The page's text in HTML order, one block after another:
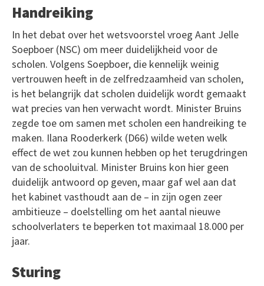
Handreiking
In het debat over het wetsvoorstel vroeg Aant Jelle
Soepboer (NSC) om meer duidelijkheid voor de
scholen. Volgens Soepboer, die kennelijk weinig
vertrouwen heeft in de zelfredzaamheid van scholen,
is het belangrijk dat scholen duidelijk wordt gemaakt
wat precies van hen verwacht wordt. Minister Bruins
zegde toe om samen met scholen een handreiking te
maken. Ilana Rooderkerk (D66) wilde weten welk
effect de wet zou kunnen hebben op het terugdringen
van de schooluitval. Minister Bruins kon hier geen
duidelijk antwoord op geven, maar gaf wel aan dat
het kabinet vasthoudt aan de – in zijn ogen zeer
ambitieuze – doelstelling om het aantal nieuwe
schoolverlaters te beperken tot maximaal 18.000 per
jaar.
Sturing